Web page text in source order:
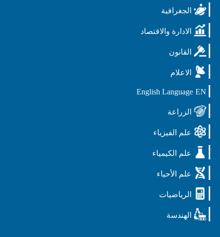
الجغرافية
الادارة والاقتصاد
القانون
الاعلام
EN
English Language
الزراعة
علم الفيزياء
علم الكيمياء
علم الأحياء
الرياضيات
الهندسة